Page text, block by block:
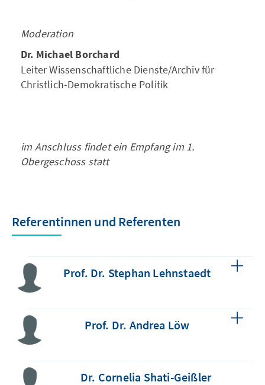
Moderation
Dr. Michael Borchard
Leiter Wissenschaftliche Dienste/Archiv für
Christlich-Demokratische Politik
im Anschluss findet ein Empfang im 1.
Obergeschoss statt
Referentinnen und Referenten
Prof. Dr. Stephan Lehnstaedt
Prof. Dr. Andrea Löw
Dr. Cornelia Shati-Geißler